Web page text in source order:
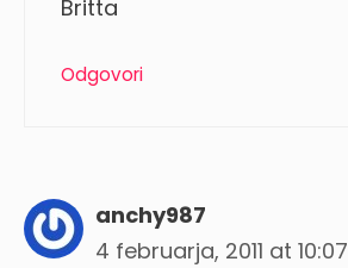
Britta
Odgovori
anchy987
4 februarja, 2011 at 10:07